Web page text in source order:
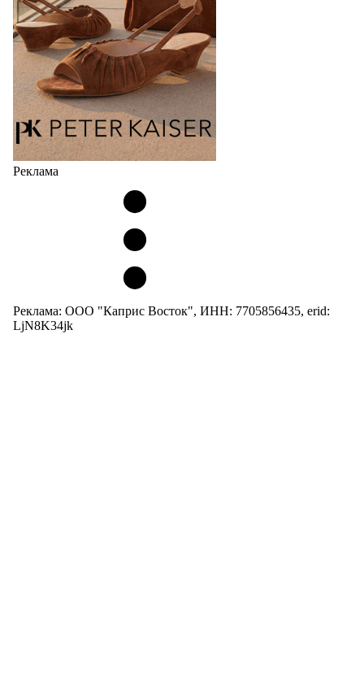
Но в модели Miu Miu Bubble присутствует еще и…
05.08.2026 2804
Реклама
Реклама: ООО "Каприс Восток", ИНН: 7705856435, erid:
LjN8K34jk